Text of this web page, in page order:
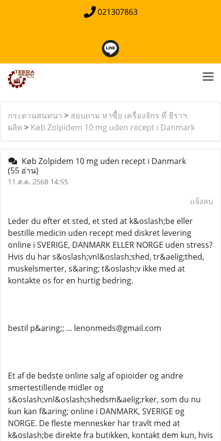
021307863
กระดานสนทนา > สอบถาม หาซื้อ เครื่องจักร ที่ ธีราฯ
ผลิต > Køb Zolpidem 10 mg uden recept i Danmark
Køb Zolpidem 10 mg uden recept i Danmark
(55 อ่าน)
11 ส.ค. 2568 14:55
แจ้งลบ
Leder du efter et sted, et sted at k&oslash;be eller
bestille medicin uden recept med diskret levering
online i SVERIGE, DANMARK ELLER NORGE uden stress?
Hvis du har s&oslash;vnl&oslash;shed, tr&aelig;thed,
muskelsmerter, s&aring; t&oslash;v ikke med at
kontakte os for en hurtig bedring.
bestil p&aring;; ... lenonmeds@gmail.com
Et af de bedste online salg af opioider og andre
smertestillende midler og
s&oslash;vnl&oslash;shedsm&aelig;rker, som du nu
kun kan f&aring; online i DANMARK, SVERIGE og
NORGE. De fleste mennesker har travlt med at
k&oslash;be direkte fra butikken, kontakt dem kun, hvis